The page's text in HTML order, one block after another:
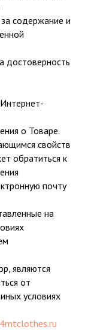
содержание и
достоверность
о Товаре.
свойств
обратиться к
почту
на
являются
от
условиях